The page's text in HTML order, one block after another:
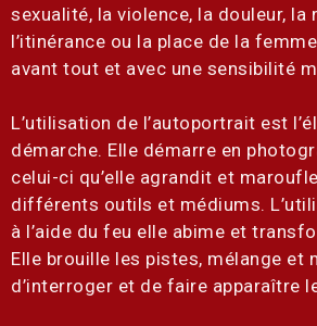
sexualité, la violence, la douleur, la
l’itinérance ou la place de la
avant tout et avec une sensibilité
L’utilisation de l’autoportrait est
démarche. Elle démarre en
celui-ci qu’elle agrandit et
différents outils et médiums.
à l’aide du feu elle abime et
Elle brouille les pistes, mélange et
d’interroger et de faire apparaître